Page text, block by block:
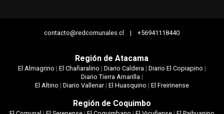
contacto@redcomunales.cl | +56941118440
Región de Atacama
El Almagrino | El Chañaralino | Diario Caldera| Diario El Copiapino |
Diario Tierra Amarilla|
El Altino | Diario Vallenar| El Huasquino | El Freirinense
Región de Coquimbo